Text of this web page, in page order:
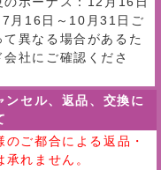
月16日～10月31日ご
異なる場合があるた
社にご確認くださ
ンセル、返品、交換に
のご都合による返品・
承れません。